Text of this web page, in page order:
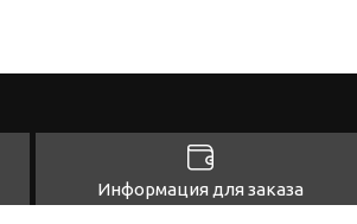
Информация для заказа